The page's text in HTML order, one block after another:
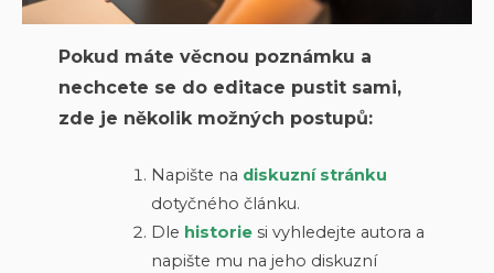
Pokud máte věcnou poznámku a
nechcete se do editace pustit sami,
zde je několik možných postupů:
Napište na diskuzní stránku
dotyčného článku.
Dle historiesi vyhledejte autora a
napište mu na jeho diskuzní